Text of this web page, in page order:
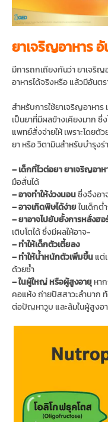
ยาเจริญอาหาร
มีการถกเถียงกันว่า ยาเจริญ
อาหารได้จริงหรือ แล้วมีอันตร
สำหรับการใช้ยาเจริญอาหา
เป็นยาที่มีผลข้างเคียงมาก ซึ่
แพทย์สั่งจ่ายให้ เพราะโดยตั
ยา หรือ วิตามินสำหรับบำรุงร่
– เด็กที่ไวต่อยา ยาเจริญอา
มือสั่นได้
– อาจทำให้ง่วงนอนซึ่งจึงอา
– อาจเกิดพิษได้ง่ายในเด็กต่
– ยาอาจไปยับยั้งการหลั่งฮ
เติบโตได้ ซึ่งมีผลให้อาจ-
– ทำให้เด็กตัวเตี้ยลง
– ทำให้น้ำหนักตัวเพิ่มขึ้น แต่
ด้วยซ้ำ
– ในผู้ใหญ่ หรือผู้สูงอายุ หา
คอแห้ง ถ่ายปัสสาวะลำบาก
ต่อปัญหาวูบ และล้มในผู้สูงอ